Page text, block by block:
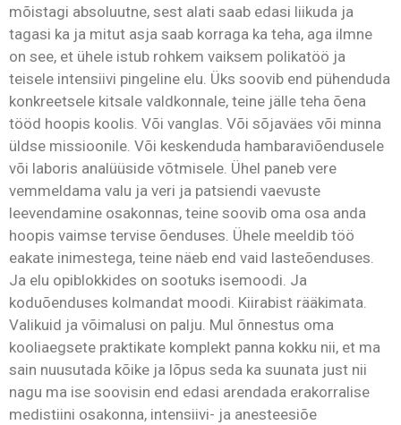
mõistagi absoluutne, sest alati saab edasi liikuda ja
tagasi ka ja mitut asja saab korraga ka teha, aga ilmne
on see, et ühele istub rohkem vaiksem polikatöö ja
teisele intensiivi pingeline elu. Üks soovib end pühenduda
konkreetsele kitsale valdkonnale, teine jälle teha õena
tööd hoopis koolis. Või vanglas. Või sõjaväes või minna
üldse missioonile. Või keskenduda hambaraviõendusele
või laboris analüüside võtmisele. Ühel paneb vere
vemmeldama valu ja veri ja patsiendi vaevuste
leevendamine osakonnas, teine soovib oma osa anda
hoopis vaimse tervise õenduses. Ühele meeldib töö
eakate inimestega, teine näeb end vaid lasteõenduses.
Ja elu opiblokkides on sootuks isemoodi. Ja
koduõenduses kolmandat moodi. Kiirabist rääkimata.
Valikuid ja võimalusi on palju. Mul õnnestus oma
kooliaegsete praktikate komplekt panna kokku nii, et ma
sain nuusutada kõike ja lõpus seda ka suunata just nii
nagu ma ise soovisin end edasi arendada erakorralise
medistiini osakonna, intensiivi- ja anesteesiõe